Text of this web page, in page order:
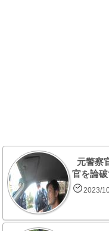
元警察
官を論
2023/